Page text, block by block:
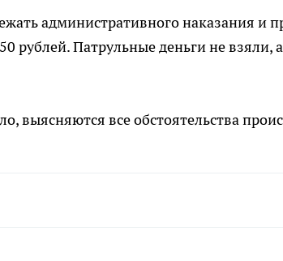
административного наказания и
рублей. Патрульные деньги не взяли,
выясняются все обстоятельства